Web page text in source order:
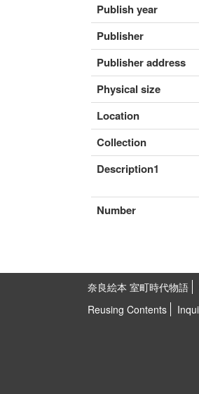
Publish year
Publisher
Publisher address
Physical size
Location
Collection
Description1
Number
奈良絵本 室町時代物語
Reusing Contents